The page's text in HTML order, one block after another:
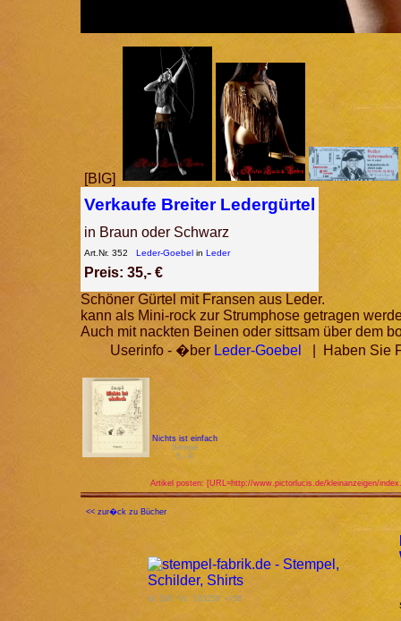
[BIG]
Verkaufe Breiter Ledergürtel
in Braun oder Schwarz
Art.Nr. 352 Leder-Goebel in Leder
Preis: 35,- €
Schöner Gürtel mit Fransen aus Leder.
kann als Mini-rock zur Strumphose getragen
Auch mit nackten Beinen oder sittsam über dem
Userinfo - �ber Leder-Goebel | Haben Sie
Nichts ist einfach
Sempé
5,- €
Artikel posten: [URL=http://www.pictorlucis.de/kleinanzeigen/
<< zur�ck zu Bücher
id: 108 Vs: 163258 r=58